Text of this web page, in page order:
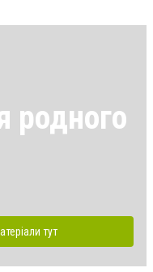
родного
тут